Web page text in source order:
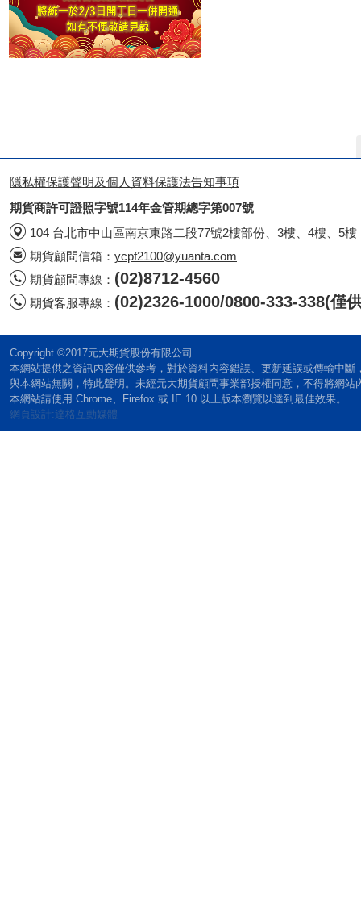
隱私權保護聲明及個人資料保護法告知事項
期貨商許可證照字號114年金管期總字第007號
104 台北市中山區南京東路二段77號2樓部份、3樓、4樓、5樓
期貨顧問信箱： ycpf2100@yuanta.com
期貨顧問專線： (02)8712-4560
期貨客服專線： (02)2326-1000/0800-333-338(僅
Copyright ©2017元大期貨股份有限公司
本網站提供之資訊內容僅供參考，對於資料內容錯誤、更新延誤或傳輸中
與本網站無關，特此聲明。未經元大期貨顧問事業部授權同意，不得將網站
本網站請使用 Chrome、Firefox 或 IE 10 以上版本瀏覽以達到最佳效果。
網頁設計:達格互動媒體